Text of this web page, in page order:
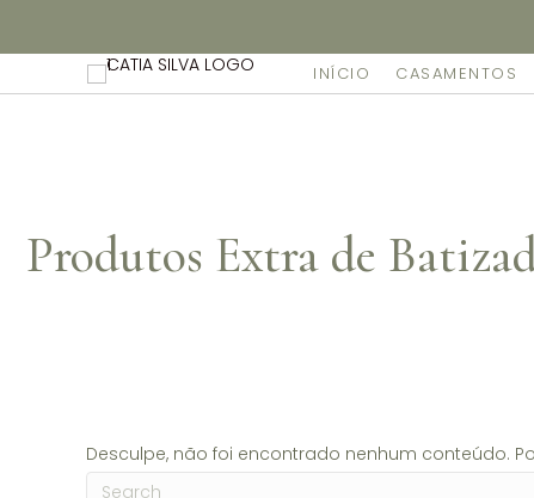
INÍCIO CASAMENTOS
Produtos Extra de
Desculpe, não foi encontrado nenhum conteúdo.